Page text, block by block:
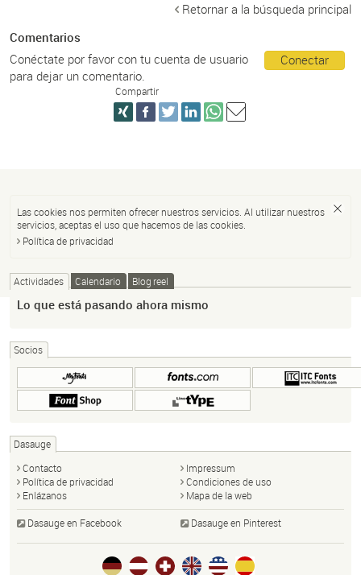
Retornar a la búsqueda principal
Comentarios
Conectar
Conéctate por favor con tu cuenta de usuario
para dejar un comentario.
Compartir
Las cookies nos permiten ofrecer nuestros servicios. Al utilizar nuestros
servicios, aceptas el uso que hacemos de las cookies.
Política de privacidad
Actividades Calendario Blog reel
Lo que está pasando ahora mismo
Socios
Dasauge
Contacto
Impressum
Política de privacidad
Condiciones de uso
Enlázanos
Mapa de la web
Dasauge en Facebook Dasauge en Pinterest